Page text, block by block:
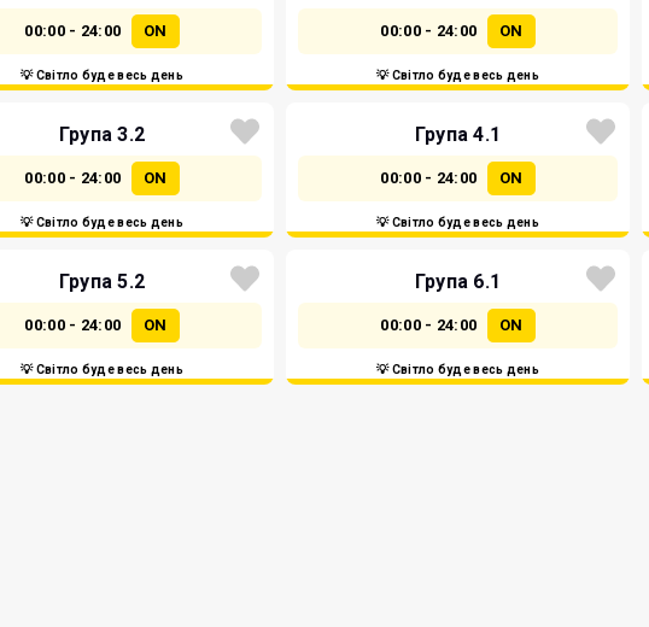
00:00 - 24:00 ON
💡 Світло буде весь день
00:00 - 24:00 ON
💡 Світло буде весь день
Група 3.2
00:00 - 24:00 ON
💡 Світло буде весь день
Група 4.1
00:00 - 24:00 ON
💡 Світло буде весь день
Група 5.2
00:00 - 24:00 ON
💡 Світло буде весь день
Група 6.1
00:00 - 24:00 ON
💡 Світло буде весь день